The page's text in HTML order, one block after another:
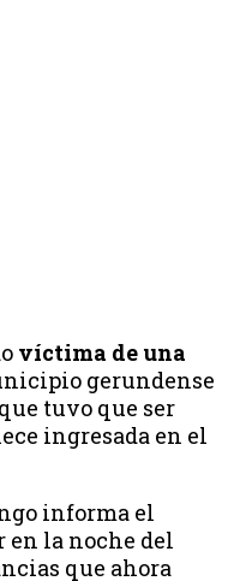
víctima de una
gerundense
tuvo que ser
ingresada en el
informa el
en la noche del
que ahora